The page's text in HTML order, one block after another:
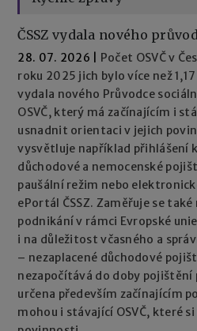
ČSSZ vydala nového
28. 07. 2026
Počet OSVČ v
roku 2025 jich bylo více než
vydala nového Průvodce
OSVČ, který má začínajícím i
usnadnit orientaci v jejich
vysvětluje například přihlášení
důchodové a nemocenské
paušální režim nebo
ePortál ČSSZ. Zaměřuje se
podnikání v rámci Evropské
i na důležitost včasného a
– nezaplacené důchodové
nezapočítává do doby pojištění
určena především začínajícím
mohou i stávající OSVČ, které